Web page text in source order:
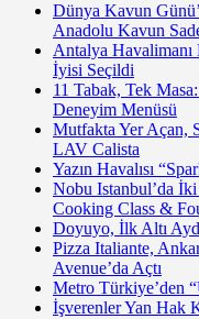
Dünya Kavun
Anadolu Kavun
Antalya Havalimanı
İyisi Seçildi
11 Tabak, Tek
Deneyim Menüsü
Mutfakta Yer Açan,
LAV Calista
Yazın Havalısı
Nobu Istanbul’da
Cooking Class &
Doyuyo, İlk Altı
Pizza Italiante,
Avenue’da Açtı
Metro Türkiye’den
İşverenler Yan Hak